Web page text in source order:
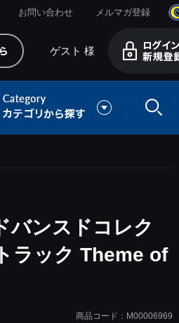
お問い合わせ メルマガ登録
ゲスト 様
バンスドコレク
ラック Theme of
商品コード：M00006969